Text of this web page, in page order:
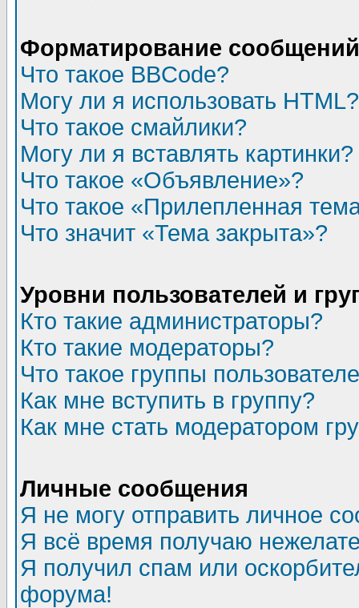
Форматирование
Что такое BBCode?
Могу ли я использовать HTML?
Что такое смайлики?
Могу ли я вставлять картинки?
Что такое «Объявление»?
Что такое «Прилепленная
Что значит «Тема закрыта»?
Уровни пользователей и
Кто такие администраторы?
Кто такие модераторы?
Что такое группы
Как мне вступить в группу?
Как мне стать модератором
Личные сообщения
Я не могу отправить личное
Я всё время получаю
Я получил спам или
форума!